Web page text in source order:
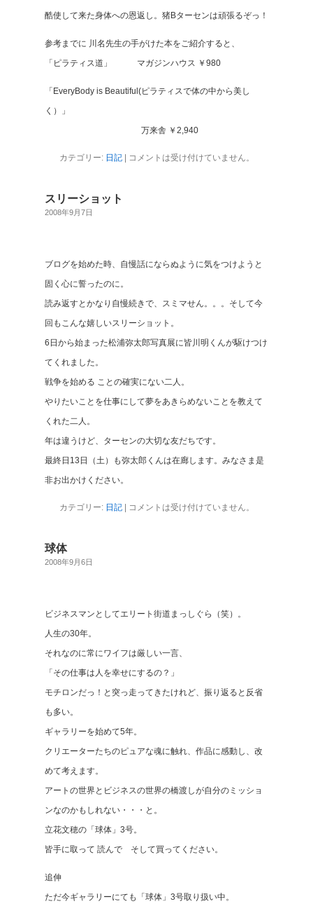
酷使して来た身体への恩返し。猪Bターセンは頑張るぞっ！
参考までに 川名先生の手がけた本をご紹介すると、
「ピラティス道」 マガジンハウス ￥980
「EveryBody is Beautiful(ピラティスで体の中から美し
く）」
万来舎 ￥2,940
カテゴリー: 日記| コメントは受け付けていません。
スリーショット
2008年9月7日
ブログを始めた時、自慢話にならぬように気をつけようと
固く心に誓ったのに。
読み返すとかなり自慢続きで、スミマせん。。。そして今
回もこんな嬉しいスリーショット。
6日から始まった松浦弥太郎写真展に皆川明くんが駆けつけ
てくれました。
戦争を始める ことの確実にない二人。
やりたいことを仕事にして夢をあきらめないことを教えて
くれた二人。
年は違うけど、ターセンの大切な友だちです。
最終日13日（土）も弥太郎くんは在廊します。みなさま是
非お出かけください。
カテゴリー: 日記| コメントは受け付けていません。
球体
2008年9月6日
ビジネスマンとしてエリート街道まっしぐら（笑）。
人生の30年。
それなのに常にワイフは厳しい一言、
「その仕事は人を幸せにするの？」
モチロンだっ！と突っ走ってきたけれど、振り返ると反省
も多い。
ギャラリーを始めて5年。
クリエーターたちのピュアな魂に触れ、作品に感動し、改
めて考えます。
アートの世界とビジネスの世界の橋渡しが自分のミッショ
ンなのかもしれない・・・と。
立花文穂の「球体」3号。
皆手に取って 読んで そして買ってください。
追伸
ただ今ギャラリーにても「球体」3号取り扱い中。